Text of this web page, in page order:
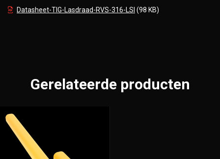
Datasheet-TIG-Lasdraad-RVS-316-LSI (98 KB)
Gerelateerde producten